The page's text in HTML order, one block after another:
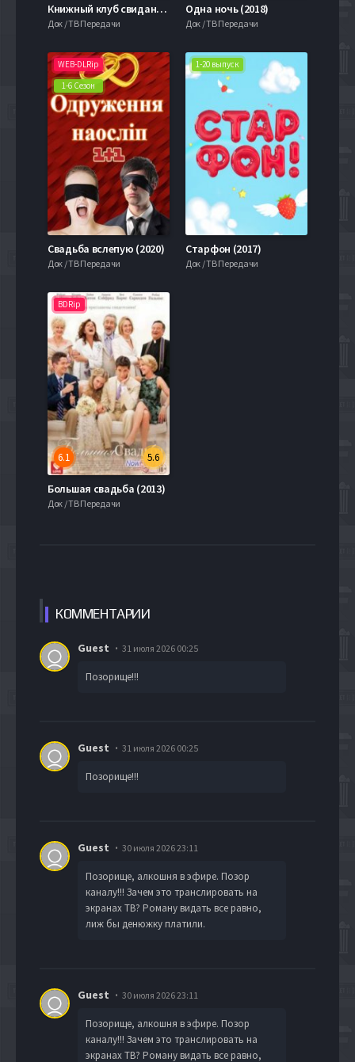
Книжный клуб свиданий вслепую (2024)
Док / ТВ Передачи
Одна ночь (2018)
Док / ТВ Передачи
WEB-DLRip
1-6 Сезон
Свадьба вслепую (2020)
Док / ТВ Передачи
1-20 выпуск
Старфон (2017)
Док / ТВ Передачи
BDRip
5.6
6.1
Большая свадьба (2013)
Док / ТВ Передачи
КОММЕНТАРИИ
Guest 31 июля 2026 00:25
Позорище!!!
Guest 31 июля 2026 00:25
Позорище!!!
Guest 30 июля 2026 23:11
Позорище, алкошня в эфире. Позор
каналу!!! Зачем это транслировать на
экранах ТВ? Роману видать все равно,
лиж бы денюжку платили.
Guest 30 июля 2026 23:11
Позорище, алкошня в эфире. Позор
каналу!!! Зачем это транслировать на
экранах ТВ? Роману видать все равно,